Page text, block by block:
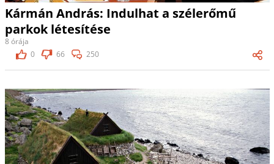
Kármán András: Indulhat a szélerőmű
parkok létesítése
8 órája
0
66 250